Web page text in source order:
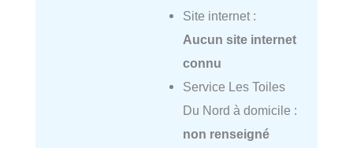
Site internet :
Aucun site internet
connu
Service Les Toiles
Du Nord à domicile :
non renseigné